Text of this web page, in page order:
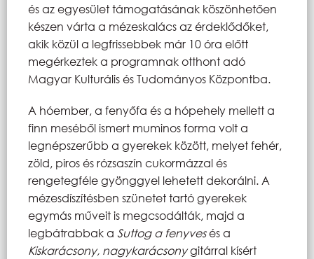
és az egyesület támogatásának köszönhetően
készen várta a mézeskalács az érdeklődőket,
akik közül a legfrissebbek már 10 óra előtt
megérkeztek a programnak otthont adó
Magyar Kulturális és Tudományos Központba.
A hóember, a fenyőfa és a hópehely mellett a
finn meséből ismert muminos forma volt a
legnépszerűbb a gyerekek között, melyet fehér,
zöld, piros és rózsaszín cukormázzal és
rengetegféle gyönggyel lehetett dekorálni. A
mézesdíszítésben szünetet tartó gyerekek
egymás műveit is megcsodálták, majd a
legbátrabbak a Suttog a fenyvesés a
Kiskarácsony, nagykarácsonygitárral kísért